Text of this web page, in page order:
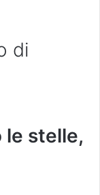
di
le stelle,